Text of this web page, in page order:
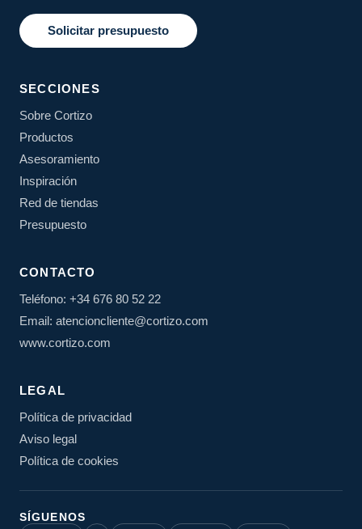
Solicitar presupuesto
SECCIONES
Sobre Cortizo
Productos
Asesoramiento
Inspiración
Red de tiendas
Presupuesto
CONTACTO
Teléfono: +34 676 80 52 22
Email: atencioncliente@cortizo.com
www.cortizo.com
LEGAL
Política de privacidad
Aviso legal
Política de cookies
SÍGUENOS